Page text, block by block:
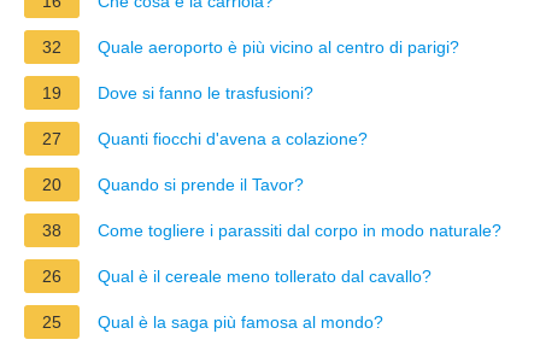
32 Quale aeroporto è più vicino al centro di parigi?
19 Dove si fanno le trasfusioni?
27 Quanti fiocchi d'avena a colazione?
20 Quando si prende il Tavor?
38 Come togliere i parassiti dal corpo in modo naturale?
26 Qual è il cereale meno tollerato dal cavallo?
25 Qual è la saga più famosa al mondo?